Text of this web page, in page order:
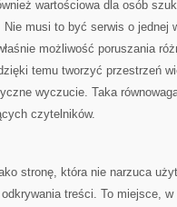
wartościowa dla osób
Nie musi to być serwis o jednej
możliwość poruszania
temu tworzyć przestrzeń
wyczucie. Taka
czytelników.
stronę, która nie narzuca
treści. To miejsce,